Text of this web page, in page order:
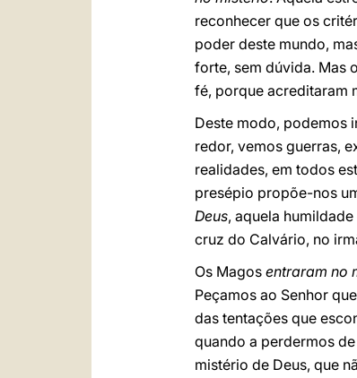
reconhecer que os
poder deste mundo,
forte, sem dúvida. Mas
fé, porque acreditaram
Deste modo, podemos
redor, vemos guerras,
realidades, em todos
presépio propõe-nos
Deus, aquela
cruz do Calvário, no
Os Magos entraram no
Peçamos ao Senhor
das tentações que
quando a perdermos
mistério de Deus, que